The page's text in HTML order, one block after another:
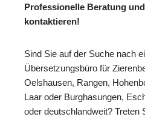
Professionelle Beratung
kontaktieren!
Sind Sie auf der Suche nach
Übersetzungsbüro für
Oelshausen, Rangen,
Laar oder Burghasungen,
oder deutschlandweit? Treten